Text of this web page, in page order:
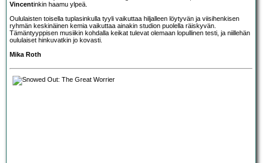
Vincentinkin haamu ylpeä.
Oululaisten toisella tuplasinkulla tyyli vaikuttaa hiljalleen löytyvän ja viisihenkisen
ryhmän keskinäinen kemia vaikuttaa ainakin studion puolella räiskyvän.
Tämäntyyppisen musiikin kohdalla keikat tulevat olemaan lopullinen testi, ja niillehän
oululaiset hinkuvatkin jo kovasti.
Mika Roth